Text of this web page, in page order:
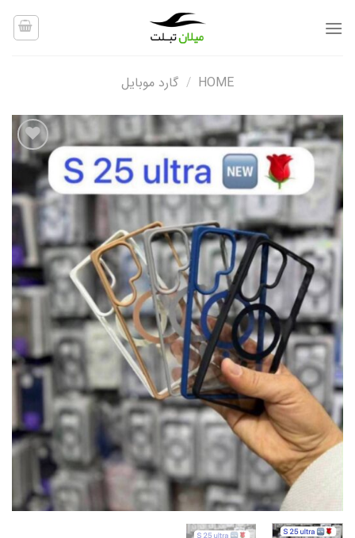
HOME
/ گارد موبایل
افزودن
به
علاقه
مندی
ها